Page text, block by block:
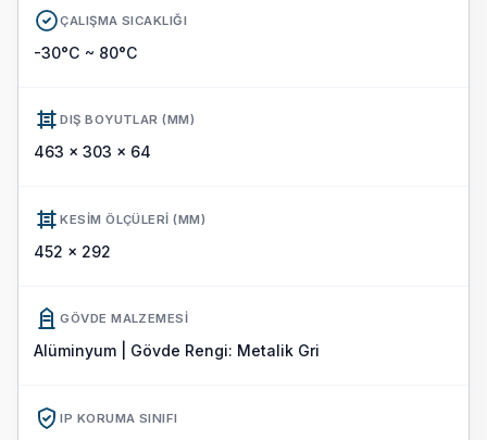
ÇALIŞMA SICAKLIĞI
-30°C ~ 80°C
DIŞ BOYUTLAR (MM)
463 x 303 x 64
KESIM ÖLÇÜLERI (MM)
452 x 292
GÖVDE MALZEMESI
Alüminyum | Gövde Rengi: Metalik Gri
IP KORUMA SINIFI